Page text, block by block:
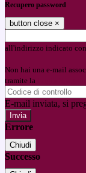
Recupero password
button close ×
all'indirizzo indicato
Non hai una e-mail
tramite la
E-mail inviata, si
Errore
Chiudi
Successo